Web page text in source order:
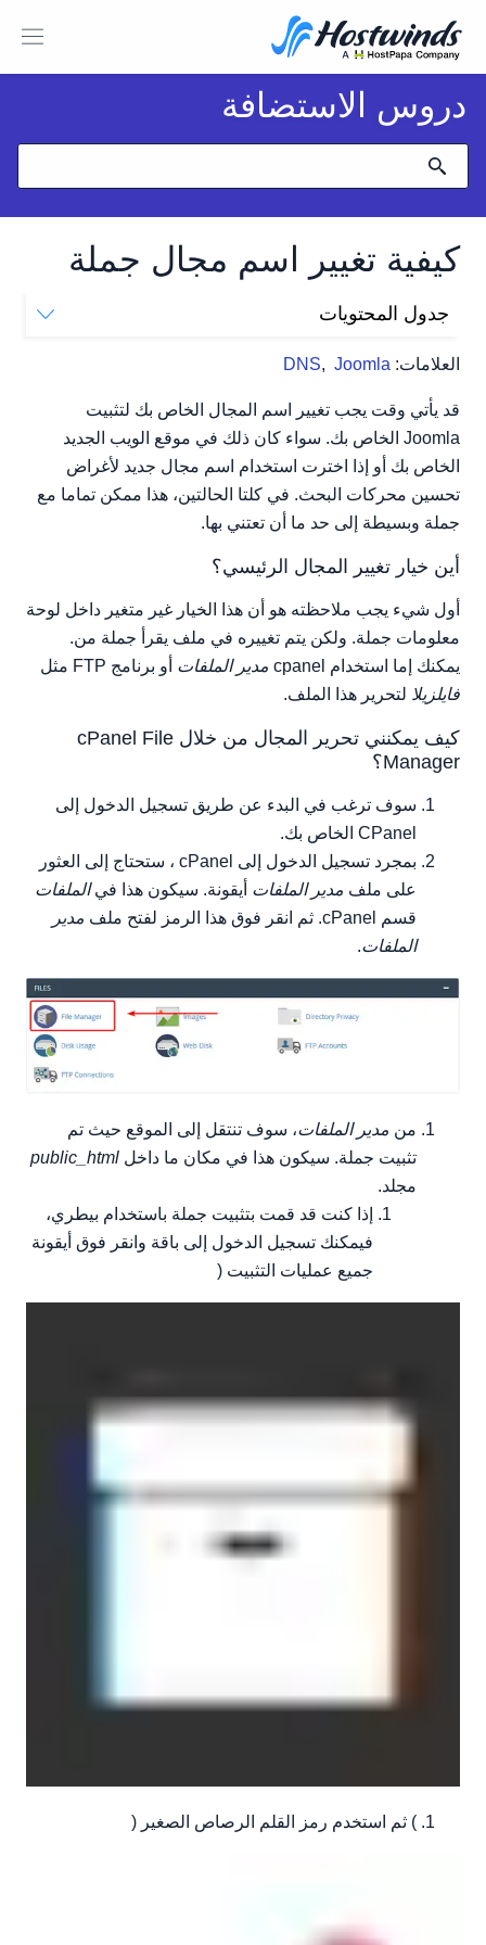
دروس الاستضافة
كيفية تغيير اسم مجال جملة
العلامات: DNS, Joomla
جدول المحتويات
كيف يمكنني تحرير المجال من خلال cPanel File Manager؟
هل يجب علي القيام بذلك من خلال cPanel؟
قد يأتي وقت يجب تغيير اسم المجال الخاص بك لتثبيت
Joomla الخاص بك. سواء كان ذلك في موقع الويب الجديد
الخاص بك أو إذا اخترت استخدام اسم مجال جديد لأغراض
تحسين محركات البحث. في كلتا الحالتين، هذا ممكن تماما مع
جملة وبسيطة إلى حد ما أن تعتني بها.
أين خيار تغيير المجال الرئيسي؟
أول شيء يجب ملاحظته هو أن هذا الخيار غير متغير داخل لوحة
معلومات جملة. ولكن يتم تغييره في ملف يقرأ جملة من.
يمكنك إما استخدام cpanel
مدير الملفات أو برنامج FTP مثل
فايلزيلا لتحرير هذا الملف.
كيف يمكنني تحرير المجال من خلال cPanel File
Manager؟
سوف ترغب في البدء عن طريق تسجيل الدخول إلى
CPanel الخاص بك.
بمجرد تسجيل الدخول إلى cPanel ، ستحتاج إلى العثور
على ملف مدير الملفات أيقونة. سيكون هذا فيالملفات
قسم cPanel. ثم انقر فوق هذا الرمز لفتح ملف
مدير
الملفات.
من مدير الملفات، سوف تنتقل إلى الموقع حيث تم
تثبيت جملة. سيكون هذا في مكان ما داخل public_html
مجلد.
إذا كنت قد قمت بتثبيت جملة باستخدام بيطري،
فيمكنك تسجيل الدخول إلى باقة وانقر فوق أيقونة
جميع عمليات التثبيت (
) ثم استخدم رمز القلم الرصاص الصغير (